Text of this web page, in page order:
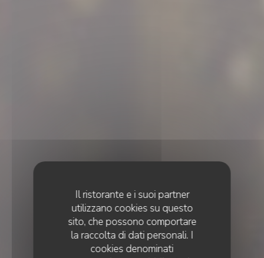
Il ristorante e i suoi partner
utilizzano cookies su questo
sito, che possono comportare
la raccolta di dati personali. I
cookies denominati